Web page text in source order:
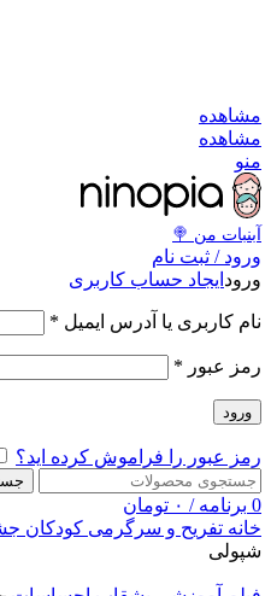
من 🍭
/ ثبت نام
ایجاد حساب کاربری
کاربری یا آدرس ایمیل*
عبور*
ورود
عبور را فراموش کرده اید؟
برنامه / ۰ تومان
تفریح و سرگرمی کودکانجشن